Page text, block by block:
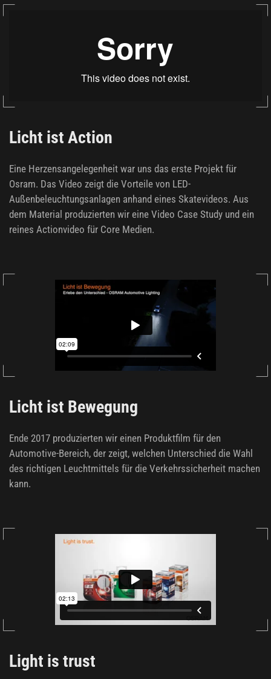
Licht ist Action
Eine Herzensangelegenheit war uns das erste Projekt für
Osram. Das Video zeigt die Vorteile von LED-
Außenbeleuchtungsanlagen anhand eines Skatevideos. Aus
dem Material produzierten wir eine Video Case Study und ein
reines Actionvideo für Core Medien.
Licht ist Bewegung
Ende 2017 produzierten wir einen Produktfilm für den
Automotive-Bereich, der zeigt, welchen Unterschied die Wahl
des richtigen Leuchtmittels für die Verkehrssicherheit machen
kann.
Light is trust